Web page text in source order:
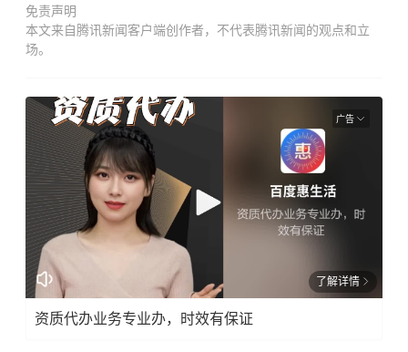
免责声明
本文来自腾讯新闻客户端创作者，不代表腾讯新闻的观点和立
场。
广告
了解详情
资质代办业务专业办，时效有保证